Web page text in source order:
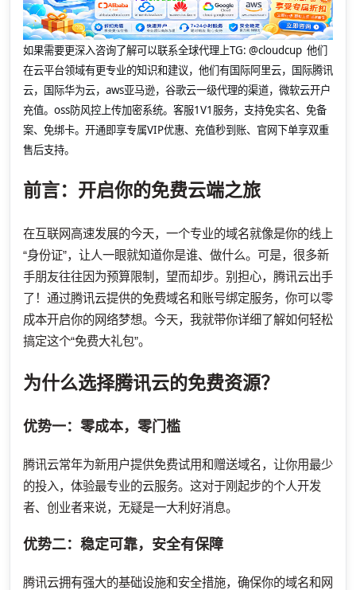
如果需要更深入咨询了解可以联系全球代理上TG: @cloudcup 他们
在云平台领域有更专业的知识和建议，他们有国际阿里云，国际腾讯
云，国际华为云，aws亚马逊，谷歌云一级代理的渠道，微软云开户
充值。oss防风控上传加密系统。客服1V1服务，支持免实名、免备
案、免绑卡。开通即享专属VIP优惠、充值秒到账、官网下单享双重
售后支持。
前言：开启你的免费云端之旅
在互联网高速发展的今天，一个专业的域名就像是你的线上
“身份证”，让人一眼就知道你是谁、做什么。可是，很多新
手朋友往往因为预算限制，望而却步。别担心，腾讯云出手
了！通过腾讯云提供的免费域名和账号绑定服务，你可以零
成本开启你的网络梦想。今天，我就带你详细了解如何轻松
搞定这个“免费大礼包”。
为什么选择腾讯云的免费资源？
优势一：零成本，零门槛
腾讯云常年为新用户提供免费试用和赠送域名，让你用最少
的投入，体验最专业的云服务。这对于刚起步的个人开发
者、创业者来说，无疑是一大利好消息。
优势二：稳定可靠，安全有保障
腾讯云拥有强大的基础设施和安全措施，确保你的域名和网